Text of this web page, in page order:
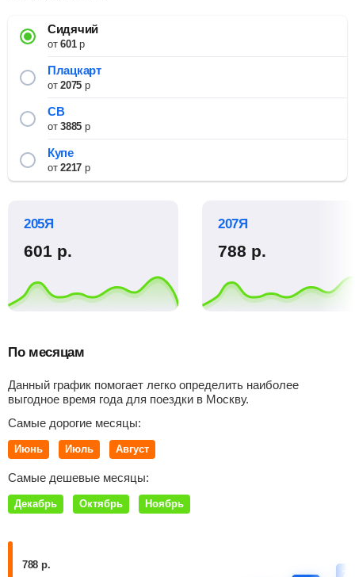
Сидячий
от601р
Плацкарт
от2075р
СВ
от3885р
Купе
от2217р
205Я
601 р.
207Я
788 р.
По месяцам
Данный график помогает легко определить наиболее
выгодное время года для поездки в Москву.
Самые дорогие месяцы:
Июнь Июль Август
Самые дешевые месяцы:
Декабрь Октябрь Ноябрь
788 р.